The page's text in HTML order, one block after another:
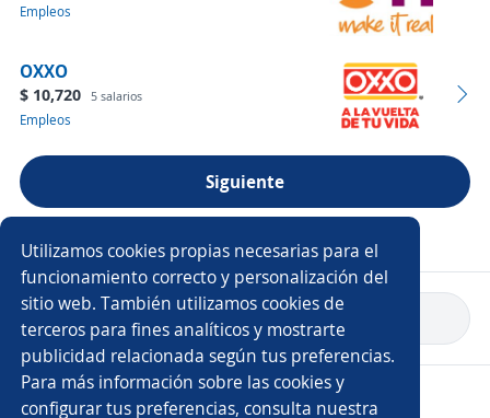
Utilizamos cookies propias necesarias para el
funcionamiento correcto y personalización del
sitio web. También utilizamos cookies de
terceros para fines analíticos y mostrarte
publicidad relacionada según tus preferencias.
Para más información sobre las cookies y
configurar tus preferencias, consulta nuestra
Empleos
OXXO
$ 10,720 5 salarios
Empleos
Siguiente
Ver más empresas
Volver a inicio
Copyright 2014 - 2026 DGNET LTD.